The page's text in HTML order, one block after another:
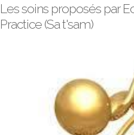
Les soins proposés par
Practice (Sa t'sam)